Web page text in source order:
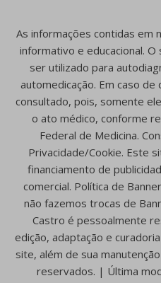
As informações contidas em
informativo e educacional.
ser utilizado para
automedicação. Em caso
consultado, pois, somente
o ato médico, conforme
Federal de Medicina.
Privacidade/Cookie. Este
financiamento de
comercial. Política de
não fazemos trocas de
Castro é pessoalmente
edição, adaptação e
site, além de sua
reservados. | Última